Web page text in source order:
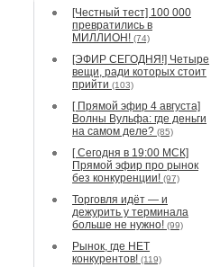
[Честный тест] 100 000
превратились в
МИЛЛИОН! (74)
[ЭФИР СЕГОДНЯ!] Четыре
вещи, ради которых стоит
прийти (103)
[ Прямой эфир 4 августа]
Волны Вульфа: где деньги
на самом деле? (85)
[ Сегодня в 19:00 МСК]
Прямой эфир про рынок
без конкуренции! (97)
Торговля идёт — и
дежурить у терминала
больше не нужно! (99)
Рынок, где НЕТ
конкурентов! (119)